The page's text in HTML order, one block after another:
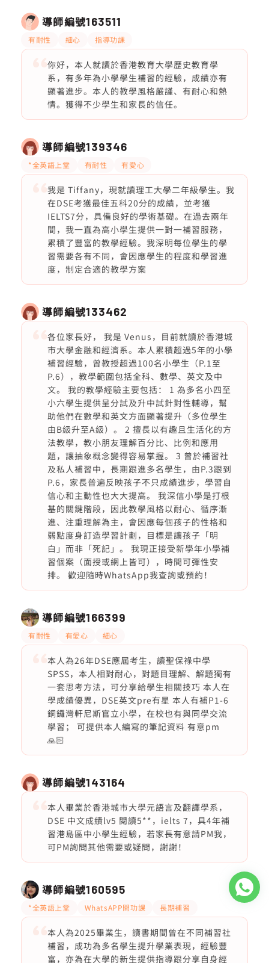
導師編號163511
有耐性 細心 指導功課
你好，本人就讀於香港教育大學歷史教育學
系，有多年為小學學生補習的經驗，成績亦有
顯著進步。本人的教學風格嚴謹、有耐心和熱
情。獲得不少學生和家長的信任。
導師編號139346
*全英語上堂 有耐性 有愛心
我是 Tiffany，現就讀理工大學二年級學生。我
在DSE考獲最佳五科20分的成績，並考獲
IELTS7分，具備良好的學術基礎。在過去兩年
間，我一直為高小學生提供一對一補習服務，
累積了豐富的教學經驗。我深明每位學生的學
習需要各有不同，會因應學生的程度和學習進
度，制定合適的教學方案
導師編號133462
各位家長好， 我是 Venus，目前就讀於香港城
市大學金融和經濟系。本人累積超過5年的小學
補習經驗，曾教授超過100名小學生（P.1至
P.6），教學範圍包括全科、數學、英文及中
文。 我的教學經驗主要包括： 1 為多名小四至
小六學生提供呈分試及升中試針對性輔導，幫
助他們在數學和英文方面顯著提升（多位學生
由B級升至A級）。 2 擅長以有趣且生活化的方
法教學，教小朋友理解百分比、比例和應用
題，讓抽象概念變得容易掌握。 3 曾於補習社
及私人補習中，長期跟進多名學生，由P.3跟到
P.6，家長普遍反映孩子不只成績進步，學習自
信心和主動性也大大提高。 我深信小學是打根
基的關鍵階段，因此教學風格以耐心、循序漸
進、注重理解為主，會因應每個孩子的性格和
弱點度身訂造學習計劃，目標是讓孩子「明
白」而非「死記」。 我現正接受新學年小學補
習個案（面授或網上皆可），時間可彈性安
排。 歡迎隨時WhatsApp我查詢或預約！
導師編號166399
有耐性 有愛心 細心
本人為26年DSE應屆考生，讀聖保祿中學
SPSS，本人相對耐心，對題目理解、解題獨有
一套思考方法，可分享給學生相關技巧 本人在
學成績優異，DSE英文pre有星 本人有補P1-6
銅鑼灣軒尼斯官立小學，在校也有與同學交流
學習； 可提供本人編寫的筆記資料 有意pm
🙏🏻
導師編號143164
本人畢業於香港城市大學元語言及翻譯學系，
DSE 中文成績lv5 閱讀5**，ielts 7，具4年補
習港島區中小學生經驗，若家長有意請PM我，
可PM詢問其他需要或疑問，謝謝！
導師編號160595
*全英語上堂 WhatsAPP問功課 長期補習
本人為2025畢業生，讀書期間曾在不同補習社
補習，成功為多名學生提升學業表現，經驗豐
富，亦為在大學的新生提供指導跟分享自身經